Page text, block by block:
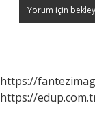
https://
https://